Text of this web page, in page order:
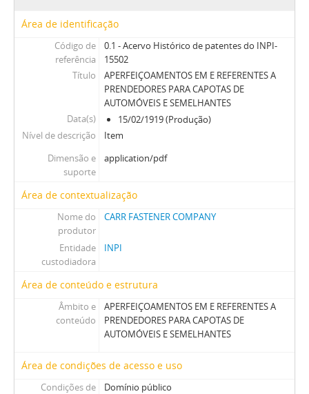
Área de identificação
Código de
referência
0.1 - Acervo Histórico de patentes do INPI-
15502
Título
APERFEIÇOAMENTOS EM E REFERENTES A
PRENDEDORES PARA CAPOTAS DE
AUTOMÓVEIS E SEMELHANTES
Data(s)
15/02/1919 (Produção)
Nível de descrição
Item
Dimensão e
suporte
application/pdf
Área de contextualização
Nome do
produtor
CARR FASTENER COMPANY
Entidade
custodiadora
INPI
Área de conteúdo e estrutura
Âmbito e
conteúdo
APERFEIÇOAMENTOS EM E REFERENTES A
PRENDEDORES PARA CAPOTAS DE
AUTOMÓVEIS E SEMELHANTES
Área de condições de acesso e uso
Condições de
Domínio público